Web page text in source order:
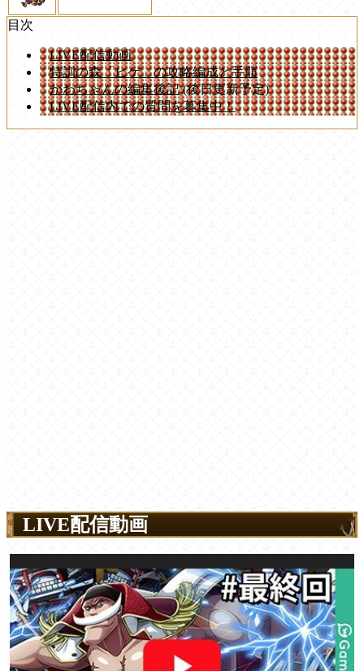
目次
LIVE配信動画
特訓の森「ヒゲ」の攻略編成と手順
かわちゃんの編集後記(後日更新予定)
LIVE配信内での質問を募集中！
LIVE配信動画